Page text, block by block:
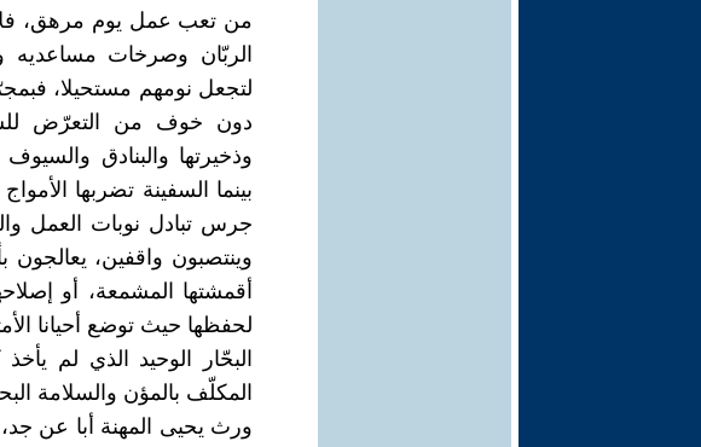
من تعب عمل يوم مرهق، فلا
الربّان وصرخات مساعديه
لتجعل نومهم مستحيلا،
دون خوف من التعرّض
وذخيرتها والبنادق
بينما السفينة تضربها
جرس تبادل نوبات العمل
وينتصبون واقفين، يعالجون
أقمشتها المشمعة، أو
لحفظها حيث توضع أحيانا
البحّار الوحيد الذي لم
المكلّف بالمؤن والسلامة
ورث يحيى المهنة أبا عن